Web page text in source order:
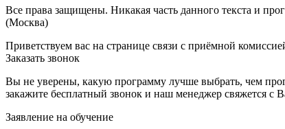
Все права защищены. Никакая часть данного текста и
(Москва)
Приветствуем вас на странице связи с приёмной
Заказать звонок
Вы не уверены, какую программу лучше выбрать, чем
закажите бесплатный звонок и наш менеджер свяжется с
Заявление на обучение